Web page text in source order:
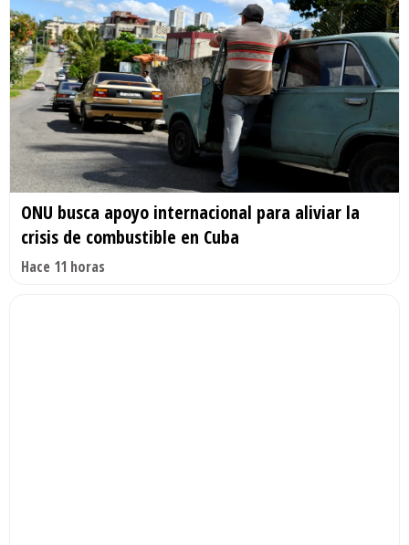
ONU busca apoyo internacional para aliviar la
crisis de combustible en Cuba
Hace 11 horas